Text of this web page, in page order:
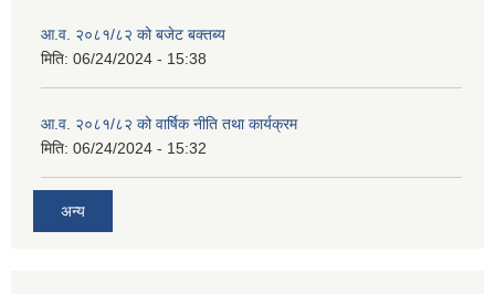
आ.व. २०८१/८२ को बजेट बक्तब्य
मिति: 06/24/2024 - 15:38
आ.व. २०८१/८२ को वार्षिक नीति तथा कार्यक्रम
मिति: 06/24/2024 - 15:32
अन्य